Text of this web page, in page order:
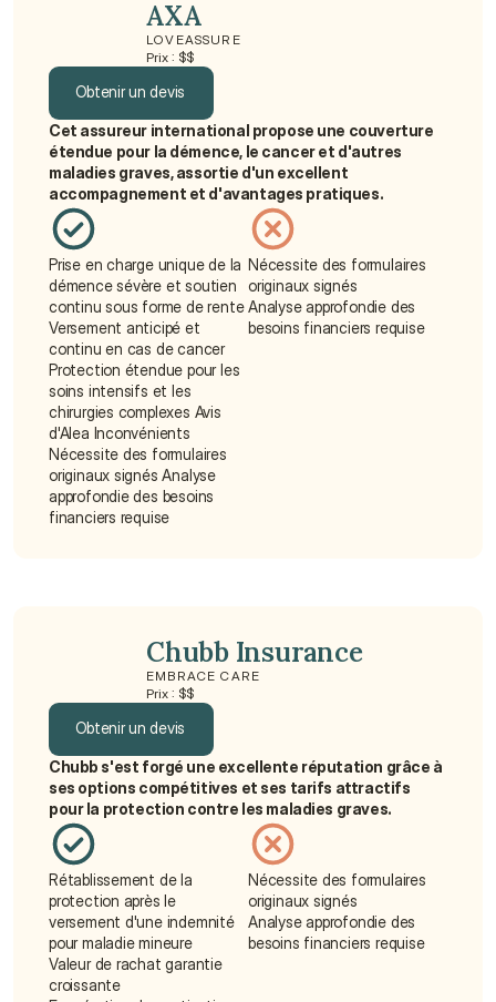
AXA
LOVEASSURE
Prix : $$
Obtenir un devis
Obtenir un devis
Cet assureur international propose une couverture
étendue pour la démence, le cancer et d'autres
maladies graves, assortie d'un excellent
accompagnement et d'avantages pratiques.
Prise en charge unique de la
démence sévère et soutien
continu sous forme de rente
Versement anticipé et
continu en cas de cancer
Protection étendue pour les
soins intensifs et les
chirurgies complexes Avis
d'Alea Inconvénients
Nécessite des formulaires
originaux signés Analyse
approfondie des besoins
financiers requise
Nécessite des formulaires
originaux signés
Analyse approfondie des
besoins financiers requise
Chubb Insurance
EMBRACE CARE
Prix : $$
Obtenir un devis
Obtenir un devis
Chubb s'est forgé une excellente réputation grâce à
ses options compétitives et ses tarifs attractifs
pour la protection contre les maladies graves.
Rétablissement de la
protection après le
versement d'une indemnité
pour maladie mineure
Valeur de rachat garantie
croissante
Nécessite des formulaires
originaux signés
Analyse approfondie des
besoins financiers requise